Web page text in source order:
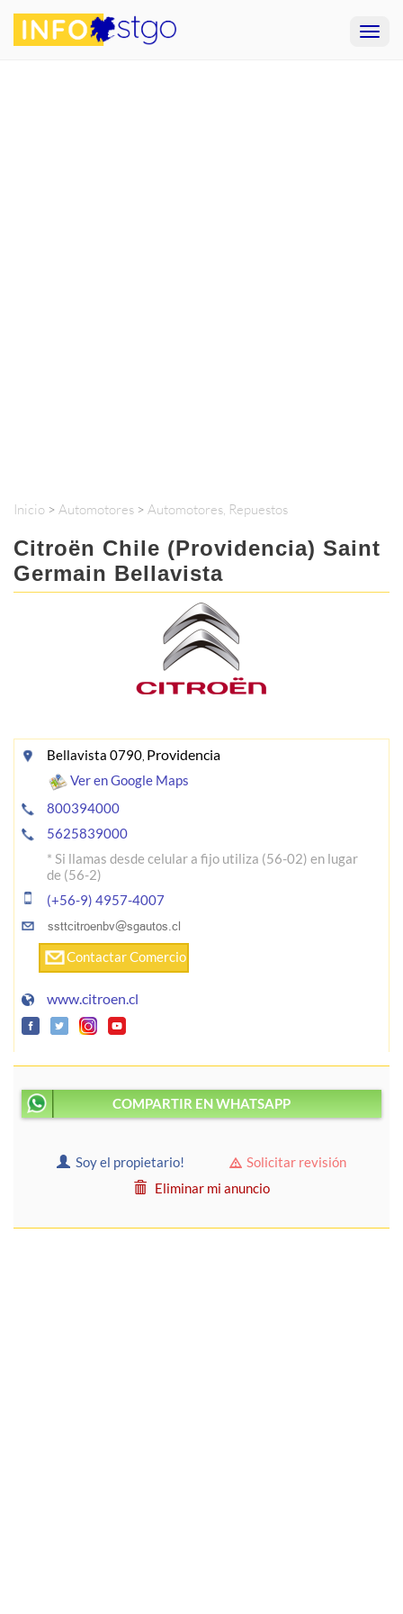
Inicio > Automotores > Automotores, Repuestos
Citroën Chile (Providencia) Saint
Germain Bellavista
Bellavista 0790, Providencia
Ver en Google Maps
800394000
5625839000
* Si llamas desde celular a fijo utiliza (56-02) en lugar
de (56-2)
(+56-9) 4957-4007
Contactar Comercio
www.citroen.cl
COMPARTIR EN WHATSAPP
Soy el propietario!
Solicitar revisión
Eliminar mi anuncio